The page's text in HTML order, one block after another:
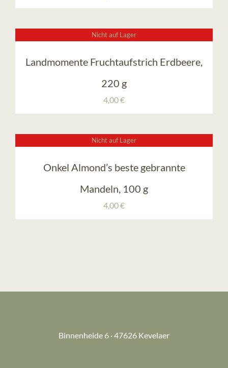
Nicht auf Lager
Landmomente Fruchtaufstrich Erdbeere,
220 g
4,00€
Nicht auf Lager
Onkel Almond’s beste gebrannte
Mandeln, 100 g
4,00€
Binnenheide 6 · 47626 Kevelaer